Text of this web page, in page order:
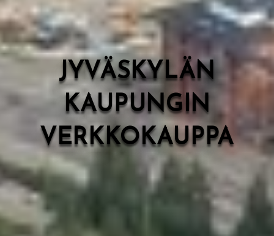
JYVÄSKYLÄN
KAUPUNGIN
VERKKOKAUPPA